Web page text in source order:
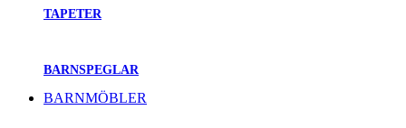
TAPETER
BARNSPEGLAR
BARNMÖBLER